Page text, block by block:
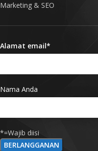
Marketing & SEO
Alamat email*
Nama Anda
*=Wajib diisi